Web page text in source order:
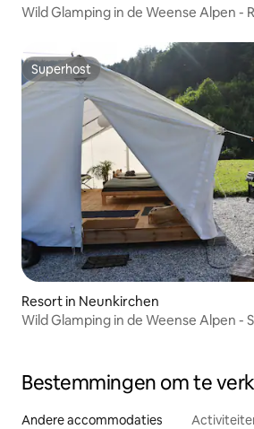
Wild Glamping in de Weense Alpen -
Superhost
Superhost
Resort in Neunkirchen
Wild Glamping in de Weense Alpen -
Bestemmingen om te
Andere accommodaties